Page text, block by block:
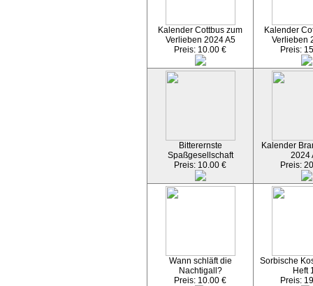
Kalender Cottbus zum
Verlieben 2024 A5
Preis: 10.00 €
Kalender
Verlieben
Preis:
Bitterernste
Spaßgesellschaft
Preis: 10.00 €
Kalender
2024
Preis:
Wann schläft die
Nachtigall?
Preis: 10.00 €
Sorbische
Heft
Preis: